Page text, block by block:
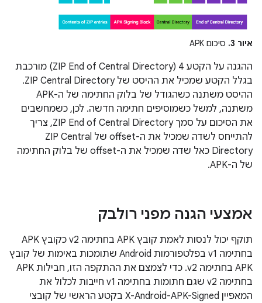
איור 3. סיכום APK
ההגנה על הקטע 4 (ZIP End of Central Directory) מורכבת
בגלל הקטע שמכיל את ההיסט של ZIP Central Directory.
ההיסט משתנה כשהגודל של בלוק החתימה של ה-APK
משתנה, למשל כשמוסיפים חתימה חדשה. לכן, כשמחשבים
את הסיכום על סמך ZIP End of Central Directory, צריך
להתייחס לשדה שמכיל את ה-offset של ZIP Central
Directory כאל שדה שמכיל את ה-offset של בלוק החתימה
של ה-APK.
אמצעי הגנה מפני רולבק
תוקף יכול לנסות לאמת קובץ APK בחתימה v2 כקובץ APK
בחתימה v1 בפלטפורמות Android שתומכות באימות של קובץ
APK בחתימה v2. כדי לצמצם את ההתקפה הזו, חבילות APK
בחתימה v2 שגם חתומות בחתימה v1 חייבות לכלול את
המאפיין X-Android-APK-Signed בקטע הראשי של קובצי